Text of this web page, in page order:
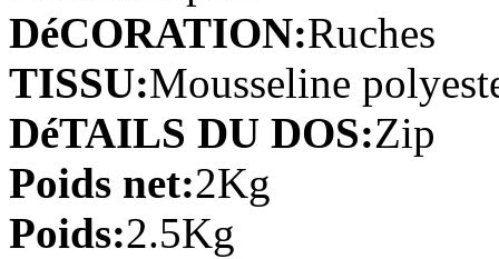
A-line Col montant Longueur...
€118.67
Fourreau Dos nu Court/Mini ...
€76.35
Fourreau Col en V Longueur ...
€78.19
DéCORATION:Ruches
TISSU:Mousseline
DéTAILS DU DOS:Zip
Poids net:2Kg
Poids:2.5Kg